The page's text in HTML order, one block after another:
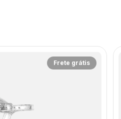
Frete grátis